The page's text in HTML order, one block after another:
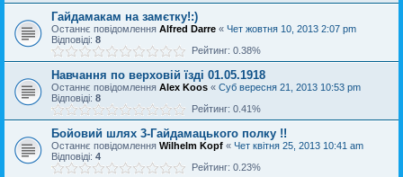
Гайдамакам на замєтку!:)
Останнє повідомлення Alfred Darre « Чет жовтня 10, 2013 2:07 pm
Відповіді: 8
Рейтинг: 0.38%
Навчання по верховій їзді 01.05.1918
Останнє повідомлення Alex Koos « Суб вересня 21, 2013 10:53 pm
Відповіді: 8
Рейтинг: 0.41%
Бойовий шлях 3-Гайдамацького полку !!
Останнє повідомлення Wilhelm Kopf « Чет квітня 25, 2013 10:41 am
Відповіді: 4
Рейтинг: 0.23%